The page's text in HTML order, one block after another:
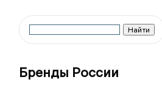
Бренды России